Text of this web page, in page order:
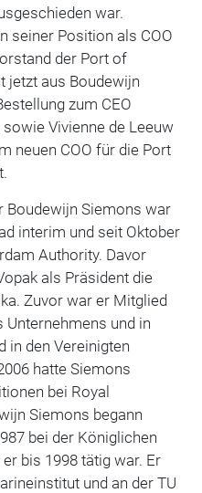
war.
seiner Position als COO
der Port of
jetzt aus Boudewijn
zum CEO
Vivienne de Leeuw
neuen COO für die Port
Boudewijn Siemons war
interim und seit Oktober
Authority. Davor
als Präsident die
Zuvor war er Mitglied
und in
in den Vereinigten
hatte Siemons
bei Royal
Siemons begann
bei der Königlichen
bis 1998 tätig war. Er
und an der TU